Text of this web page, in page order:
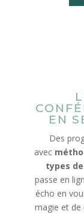
EN
Des
avec
types
passe en
écho en
magie et de